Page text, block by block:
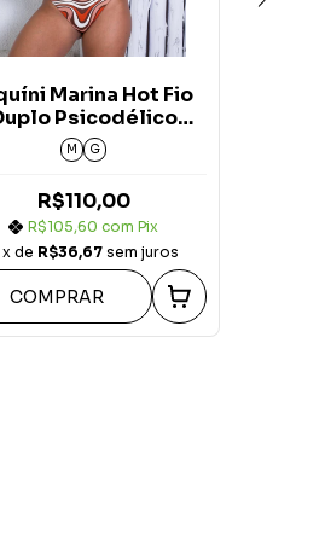
Marina Hot Fio
Psicodélico
Marrom
M G
R$110,00
R$105,60 com Pix
x de R$36,67 sem juros
COMPRAR